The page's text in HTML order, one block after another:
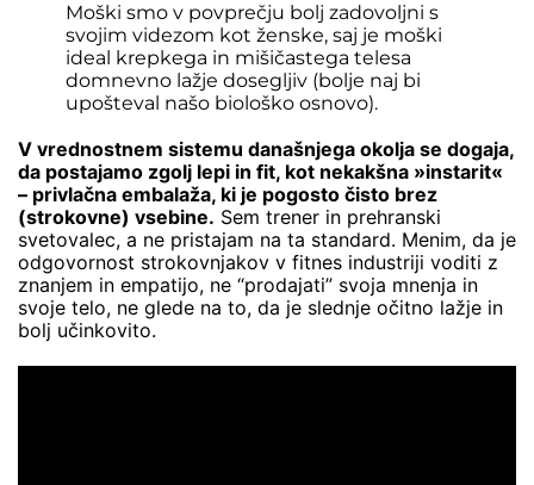
Moški smo v povprečju bolj zadovoljni s
svojim videzom kot ženske, saj je moški
ideal krepkega in mišičastega telesa
domnevno lažje dosegljiv (bolje naj bi
upošteval našo biološko osnovo).
V vrednostnem sistemu današnjega okolja se dogaja,
da postajamo zgolj lepi in fit, kot nekakšna »instarit«
– privlačna embalaža, ki je pogosto čisto brez
(strokovne) vsebine. Sem trener in prehranski
svetovalec, a ne pristajam na ta standard. Menim, da je
odgovornost strokovnjakov v fitnes industriji voditi z
znanjem in empatijo, ne “prodajati” svoja mnenja in
svoje telo, ne glede na to, da je slednje očitno lažje in
bolj učinkovito.